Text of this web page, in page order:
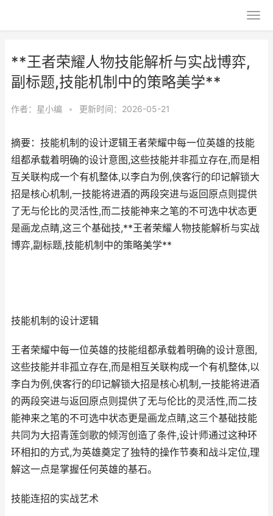
**王者荣耀人物技能解析与实战博弈,
副标题,技能机制中的策略美学**
作者： 星小编 • 更新时间：2026-05-21
摘要：技能机制的设计逻辑王者荣耀中每一位英雄的技能
组都承载着明确的设计意图,这些技能并非孤立存在,而是相
互关联构成一个有机整体,以李白为例,侠客行的印记解锁大
招是核心机制,一技能将进酒的两段突进与返回原点则提供
了无与伦比的灵活性,而二技能神来之笔的不可选中状态更
是画龙点睛,这三个基础技,**王者荣耀人物技能解析与实战
博弈,副标题,技能机制中的策略美学**
技能机制的设计逻辑
王者荣耀中每一位英雄的技能组都承载着明确的设计意图,
这些技能并非孤立存在,而是相互关联构成一个有机整体,以
李白为例,侠客行的印记解锁大招是核心机制,一技能将进酒
的两段突进与返回原点则提供了无与伦比的灵活性,而二技
能神来之笔的不可选中状态更是画龙点睛,这三个基础技能
共同为大招青莲剑歌的倾泻创造了条件,设计师通过这种环
环相扣的方式,为英雄奠定了独特的操作节奏和战斗定位,理
解这一点是掌握任何英雄的基石。
技能连招的实战艺术